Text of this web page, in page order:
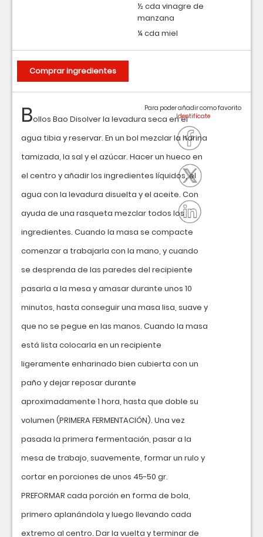
Bollos Bao Disolver la levadura seca en el
agua tibia y reservar. En un bol mezclar la harina
tamizada, la sal y el azúcar. Hacer un hueco en
el centro y añadir los ingredientes líquidos, el
agua con la levadura disuelta y el aceite. Con
ayuda de una rasqueta mezclar todos los
ingredientes. Cuando la masa se compacte
comenzar a trabajarla con la mano, y cuando
se desprenda de las paredes del recipiente
pasarla a la mesa y amasar durante unos 10
minutos, hasta conseguir una masa lisa, suave y
que no se pegue en las manos. Cuando la masa
está lista colocarla en un recipiente
ligeramente enharinado bien cubierta con un
paño y dejar reposar durante
aproximadamente 1 hora, hasta que doble su
volumen (PRIMERA FERMENTACIÓN). Una vez
pasada la primera fermentación, pasar a la
mesa de trabajo, suavemente, formar un rulo y
cortar en porciones de unos 45-50 gr.
PREFORMAR cada porción en forma de bola,
primero aplanándola y luego llevando cada
extremo al centro. Dar la vuelta y terminar de
Para poder añadir como favorito
½ cda vinagre de
manzana
¼ cda miel
Comprar ingredientes